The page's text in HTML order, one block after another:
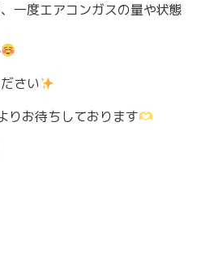
一度エアコンガスの量や状態
さい
りお待ちしております